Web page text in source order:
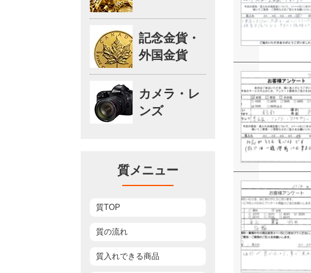
記念金貨・
外国金貨
カメラ・レ
ンズ
質メニュー
質TOP
質の流れ
質入れできる商品